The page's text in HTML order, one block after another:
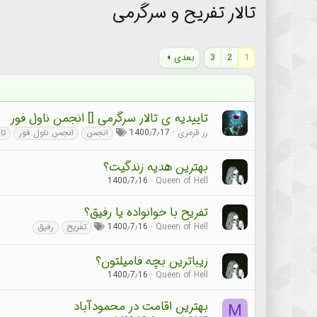
تالار تفریح و سرگرمی
1
2
3 بعدی
تاییدیه ی تالار سرگرمی [] انجمن ناول فور
رز قرمزی 1400٫7٫17 انجمن انجمن ناول فور
بهترین هدیه زندگیت؟
Queen of Hell 1400٫7٫16
تفریح با خوانواده یا رفیق؟
Queen of Hell 1400٫7٫16 تفریح رفیق
زیباترین بچه فامیلتون؟
Queen of Hell 1400٫7٫16
M بهترین اقامت در محمودآباد